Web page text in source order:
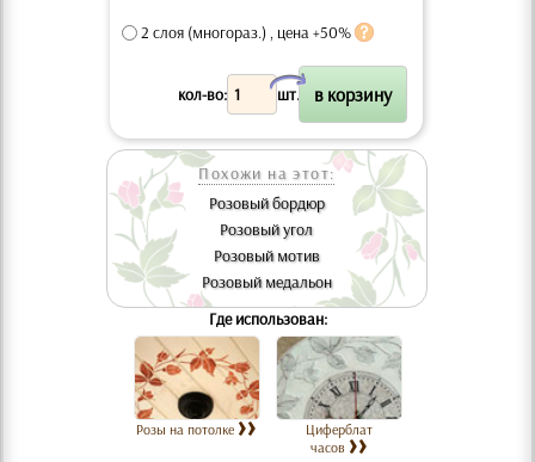
2 слоя (многораз.) , цена +50%
кол-во: шт.
X
Похожи на этот:
Розовый бордюр
Розовый угол
Розовый мотив
Розовый медальон
Где использован:
Розы на потолке
Циферблат
часов